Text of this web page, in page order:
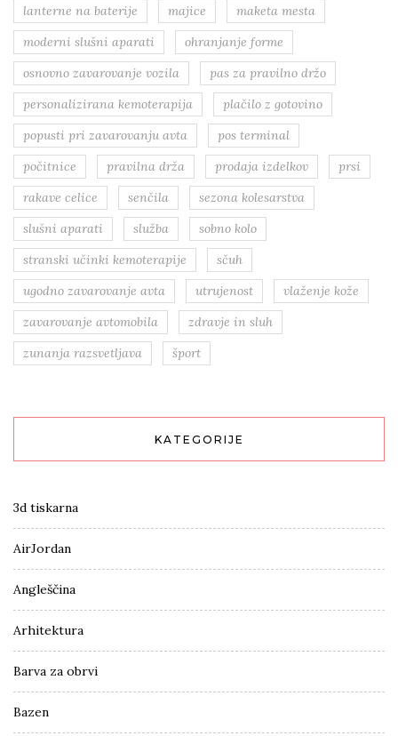
lanterne na baterije
majice
maketa mesta
moderni slušni aparati
ohranjanje forme
osnovno zavarovanje vozila
pas za pravilno držo
personalizirana kemoterapija
plačilo z gotovino
popusti pri zavarovanju avta
pos terminal
počitnice
pravilna drža prodaja izdelkov
prsi
rakave celice
senčila
sezona kolesarstva
slušni aparati
služba
sobno kolo
stranski učinki kemoterapije
sčuh
ugodno zavarovanje avta
utrujenost
vlaženje kože
zavarovanje avtomobila
zdravje in sluh
zunanja razsvetljava
šport
KATEGORIJE
3d tiskarna
AirJordan
Angleščina
Arhitektura
Barva za obrvi
Bazen